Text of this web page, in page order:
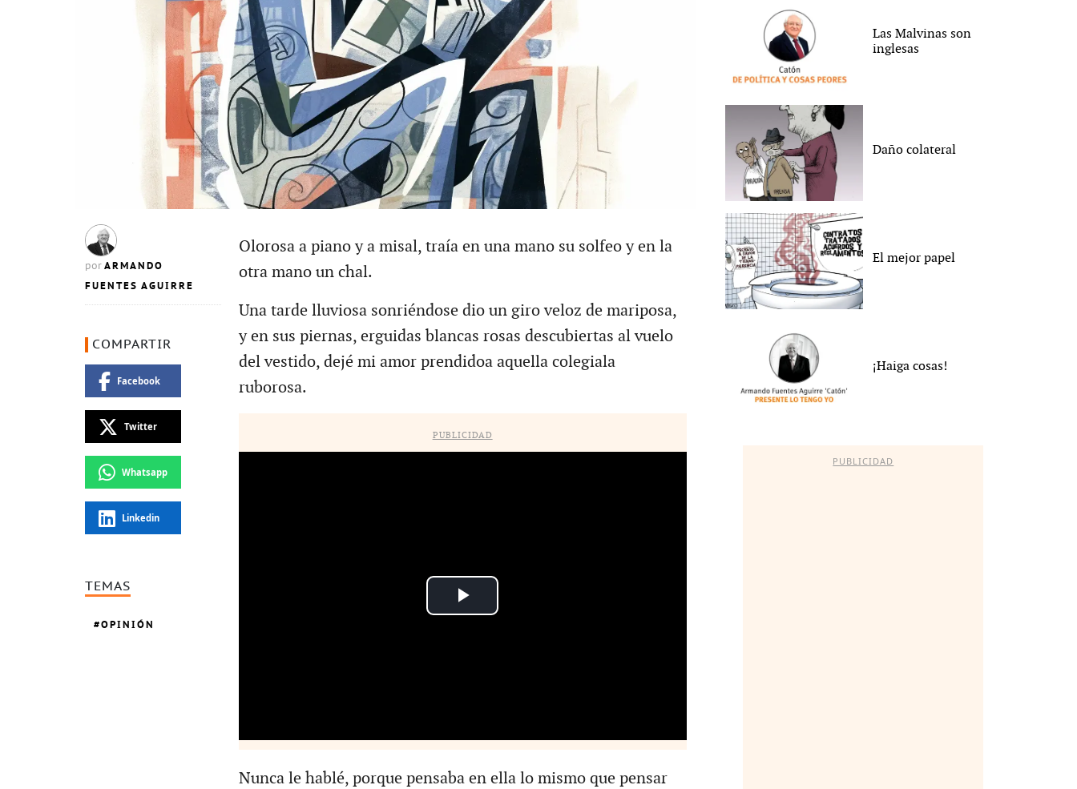
por ARMANDO
FUENTES AGUIRRE
COMPARTIR
Facebook
Twitter
Whatsapp
Linkedin
TEMAS
OPINIÓN
Olorosa a piano y a misal, traía en una mano su solfeo y en la
otra mano un chal.
Una tarde lluviosa sonriéndose dio un giro veloz de mariposa,
y en sus piernas, erguidas blancas rosas descubiertas al vuelo
del vestido, dejé mi amor prendidoa aquella colegiala
ruborosa.
PUBLICIDAD
Nunca le hablé, porque pensaba en ella lo mismo que pensar
Las Malvinas son
inglesas
Daño colateral
El mejor papel
¡Haiga cosas!
PUBLICIDAD